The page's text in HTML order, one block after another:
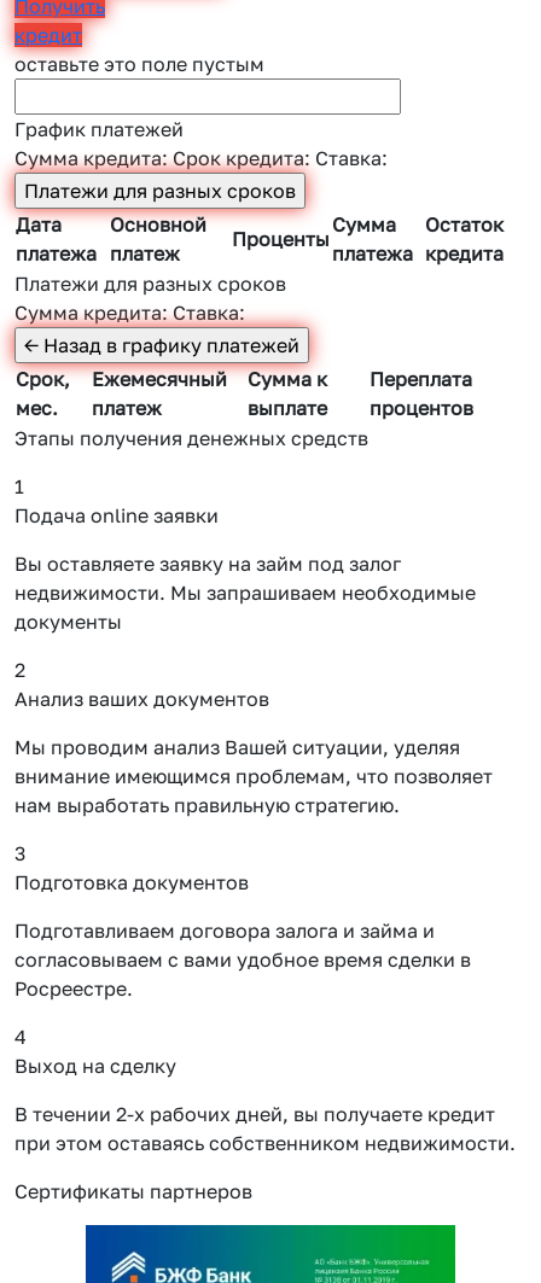
Получить
кредит
оставьте это поле пустым
График платежей
Сумма кредита:Срок кредита: Ставка:
Дата
платежа
Основной
платеж
Проценты
Сумма
платежа
Остаток
кредита
Платежи для разных сроков
Сумма кредита:Ставка:
Срок,
мес.
Ежемесячный
платеж
Сумма к
выплате
Переплата
процентов
Этапы получения денежных средств
1
Подача online заявки
Вы оставляете заявку на займ под залог
недвижимости. Мы запрашиваем необходимые
документы
2
Анализ ваших документов
Мы проводим анализ Вашей ситуации, уделяя
внимание имеющимся проблемам, что позволяет
нам выработать правильную стратегию.
3
Подготовка документов
Подготавливаем договора залога и займа и
согласовываем с вами удобное время сделки в
Росреестре.
4
Выход на сделку
В течении 2-х рабочих дней, вы получаете кредит
при этом оставаясь собственником недвижимости.
Сертификаты партнеров